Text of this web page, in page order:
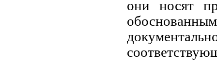
они носят